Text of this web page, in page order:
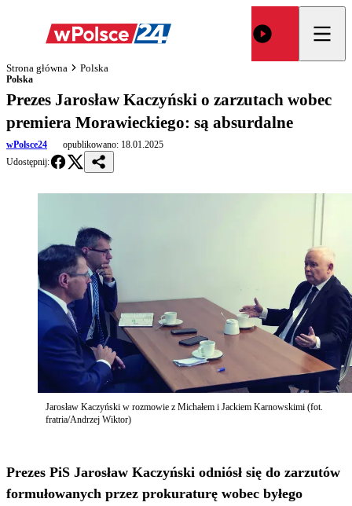
Strona główna Polska
Polska
Prezes Jarosław Kaczyński o zarzutach wobec
premiera Morawieckiego: są absurdalne
wPolsce24 opublikowano: 18.01.2025
Udostępnij:
Jarosław Kaczyński w rozmowie z Michałem i Jackiem Karnowskimi (fot.
fratria/Andrzej Wiktor)
Prezes PiS Jarosław Kaczyński odniósł się do zarzutów
formułowanych przez prokuraturę wobec byłego